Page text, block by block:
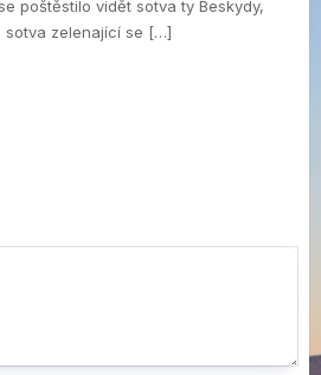
poštěstilo vidět sotva ty Beskydy,
sotva zelenající se […]